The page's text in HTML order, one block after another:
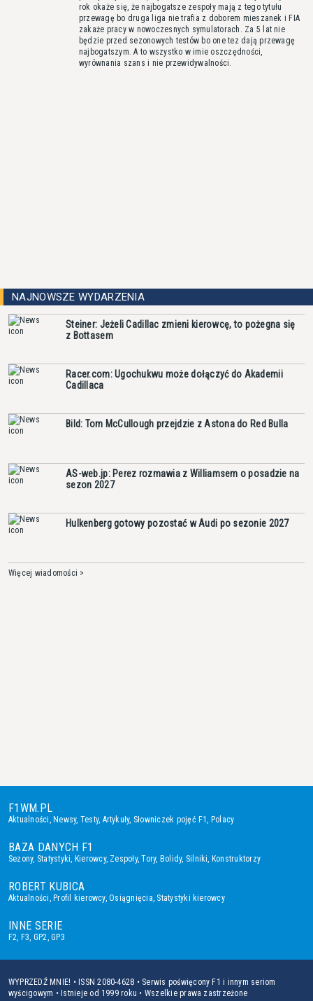
rok okaże się, że najbogatsze zespoły mają z tego tytułu
przewagę bo druga liga nie trafia z doborem mieszanek i FIA
zakaże pracy w nowoczesnych symulatorach. Za 5 lat nie
będzie przed sezonowych testów bo one tez dają przewagę
najbogatszym. A to wszystko w imie oszczędności,
wyrównania szans i nie przewidywalności.
NAJNOWSZE WYDARZENIA
Steiner: Jeżeli Cadillac zmieni kierowcę, to pożegna się
z Bottasem
Racer.com: Ugochukwu może dołączyć do Akademii
Cadillaca
Bild: Tom McCullough przejdzie z Astona do Red Bulla
AS-web.jp: Perez rozmawia z Williamsem o posadzie na
sezon 2027
Hulkenberg gotowy pozostać w Audi po sezonie 2027
Więcej wiadomości >
F1WM.PL
Aktualności, Newsy, Testy, Artykuły, Słowniczek pojęć F1, Polacy
BAZA DANYCH F1
Sezony, Statystyki, Kierowcy, Zespoły,Tory, Bolidy, Silniki, Konstruktorzy
ROBERT KUBICA
Aktualności, Profil kierowcy,Osiągnięcia, Statystyki kierowcy
INNE SERIE
F2, F3, GP2,GP3
WYPRZEDŹ MNIE! • ISSN 2080-4628 • Serwis poświęcony F1 i innym seriom
wyścigowym • Istnieje od 1999 roku • Wszelkie prawa zastrzeżone